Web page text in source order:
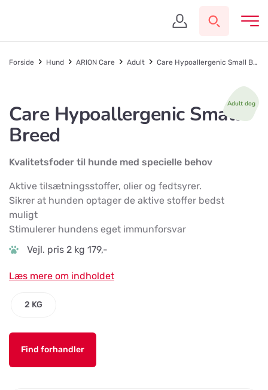
Forside Hund ARION Care Adult Care Hypoallergenic Small Breed
Adult dog
Care Hypoallergenic Small
Breed
Kvalitetsfoder til hunde med specielle behov
Aktive tilsætningsstoffer, olier og fedtsyrer.
Sikrer at hunden optager de aktive stoffer bedst
muligt
Stimulerer hundens eget immunforsvar
Vejl. pris 2 kg 179,-
Læs mere om indholdet
2 KG
Find forhandler